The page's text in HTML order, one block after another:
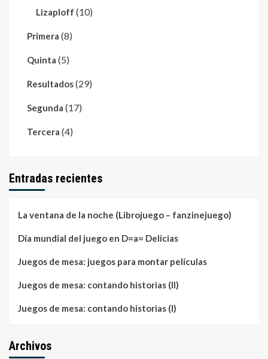
Lizaploff (10)
Primera (8)
Quinta (5)
Resultados(29)
Segunda (17)
Tercera (4)
Entradas recientes
La ventana de la noche (Librojuego – fanzinejuego)
Día mundial del juego en D=a= Delicias
Juegos de mesa: juegos para montar películas
Juegos de mesa: contando historias (II)
Juegos de mesa: contando historias (I)
Archivos